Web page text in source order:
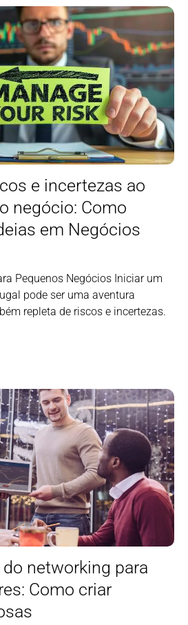
e incertezas ao
negócio: Como
em Negócios
Pequenos Negócios Iniciar um
pode ser uma aventura
repleta de riscos e incertezas.
networking para
Como criar